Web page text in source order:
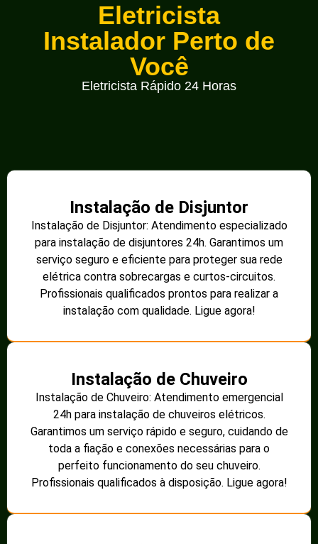
Eletricista
Instalador Perto de
Você
Eletricista Rápido 24 Horas
Instalação de Disjuntor
Instalação de Disjuntor: Atendimento especializado
para instalação de disjuntores 24h. Garantimos um
serviço seguro e eficiente para proteger sua rede
elétrica contra sobrecargas e curtos-circuitos.
Profissionais qualificados prontos para realizar a
instalação com qualidade. Ligue agora!
Instalação de Chuveiro
Instalação de Chuveiro: Atendimento emergencial
24h para instalação de chuveiros elétricos.
Garantimos um serviço rápido e seguro, cuidando de
toda a fiação e conexões necessárias para o
perfeito funcionamento do seu chuveiro.
Profissionais qualificados à disposição. Ligue agora!